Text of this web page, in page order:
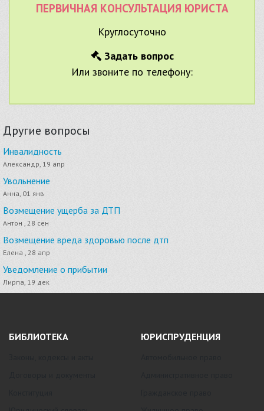
ПЕРВИЧНАЯ КОНСУЛЬТАЦИЯ ЮРИСТА
Круглосуточно
Задать вопрос
Или звоните по телефону:
Другие вопросы
Инвалидность
Александр, 19 апр
Увольнение
Анна, 01 янв
Возмещение ущерба за ДТП
Антон , 28 сен
Возмещение вреда здоровью после дтп
Елена , 28 апр
Уведомление о прибытии
Лирпа, 19 дек
БИБЛИОТЕКА ЮРИСПРУДЕНЦИЯ